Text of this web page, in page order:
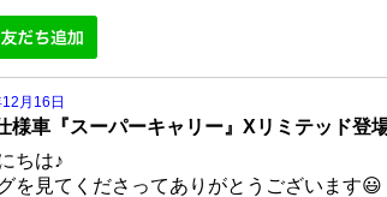
月16日
様車『スーパーキャリー』Xリミテッド登
ちは♪
を見てくださってありがとうございます😃